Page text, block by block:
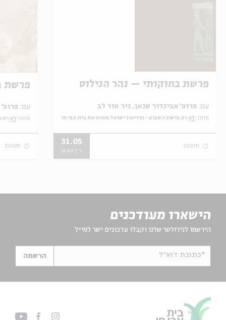
פרשת בחוקותי – נהר הנילוס
עם:
מתוך: לא רק פרשת השבוע - מוזיאון ישראל מארח את בית אבי חי
zoom
31.05
ו' | 11:00
פרשת
עם:
מתוך: לא רק
zoom
הישארו מעודכנים
הירשמו לניוזלטר שלנו וקבלו עדכונים ישר למייל
*כתובת דוא"ל הרשמה